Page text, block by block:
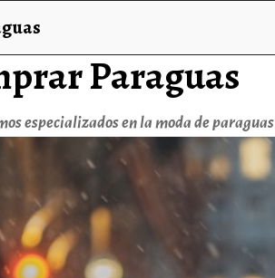
Paraguas
especializados en la moda de paraguas